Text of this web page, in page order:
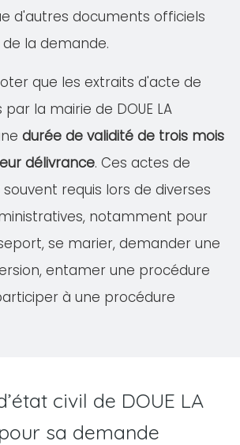
d'autres documents officiels
la demande.
que les extraits d'acte de
la mairie de DOUE LA
durée de validité de trois mois
délivrance. Ces actes de
requis lors de diverses
notamment pour
se marier, demander une
entamer une procédure
à une procédure
civil de DOUE LA
sa demande